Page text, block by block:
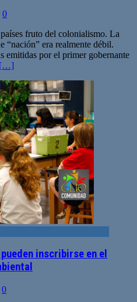
0
fruto del colonialismo. La
“nación” era realmente débil.
emitidas por el primer gobernante
[…]
inscribirse en el
0